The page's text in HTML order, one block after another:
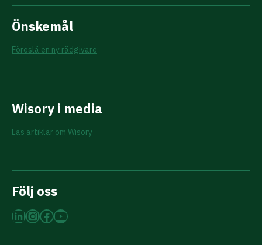
Önskemål
Föreslå en ny rådgivare
Wisory i media
Läs artiklar om Wisory
Följ oss
LinkedIn
Instagram
Facebook
YouTube